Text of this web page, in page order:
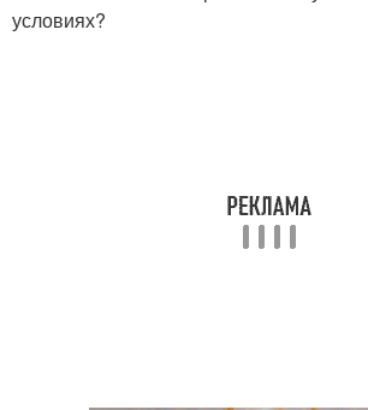
условиях?